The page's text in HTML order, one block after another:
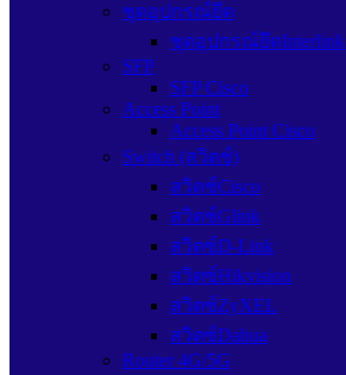
ชุดอุปกรณ์ยึด
ชุดอุปกรณ์ยึดInterlink
SFP
SFP Cisco
Access Point
Access Point Cisco
Switch (สวิตช์)
สวิตช์Cisco
สวิตช์Glink
สวิตซ์D-Link
สวิตซ์Hikvision
สวิตซ์ZyXEL
สวิตซ์Dahua
Router 4G/5G